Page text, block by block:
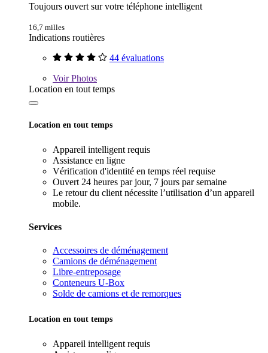
Toujours ouvert sur votre téléphone intelligent
16,7 milles
Indications routières
44 évaluations
VoirPhotos
Location en tout temps
Location en tout temps
Appareil intelligent requis
Assistance en ligne
Vérification d'identité en temps réel requise
Ouvert 24 heures par jour, 7 jours par semaine
Le retour du client nécessite l’utilisation d’un appareil
mobile.
Services
Accessoires de déménagement
Camions de déménagement
Libre-entreposage
Conteneurs U-Box
Solde de camions et de remorques
Location en tout temps
Appareil intelligent requis